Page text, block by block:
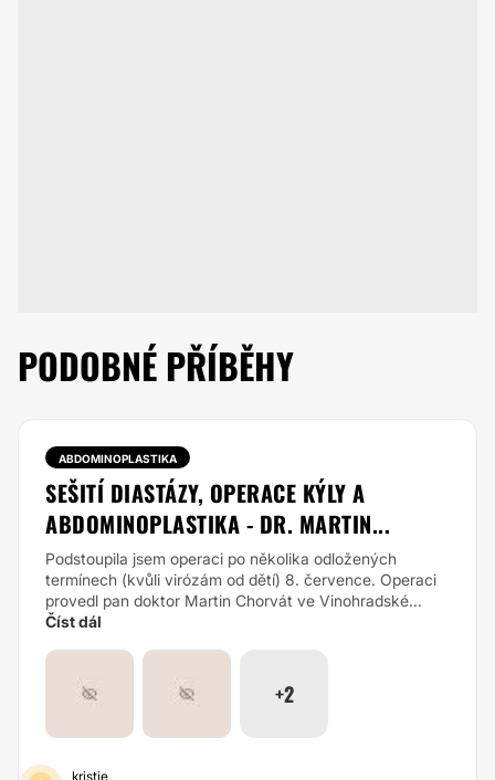
PODOBNÉ PŘÍBĚHY
ABDOMINOPLASTIKA
SEŠITÍ DIASTÁZY, OPERACE KÝLY A
ABDOMINOPLASTIKA - DR. MARTIN...
Podstoupila jsem operaci po několika odložených
termínech (kvůli virózám od dětí) 8. července. Operaci
provedl pan doktor Martin Chorvát ve Vinohradské...
Číst dál
+2
kristie